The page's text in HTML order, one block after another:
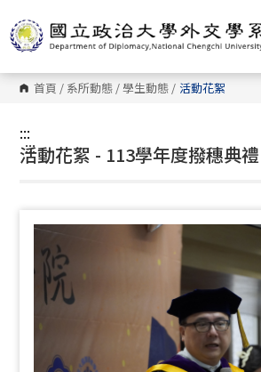
到
主
要
內
容
區 首頁 / 系所動態 /學生動態 / 活動花絮
:::
:::
活動花絮 - 113學年度撥穗典禮